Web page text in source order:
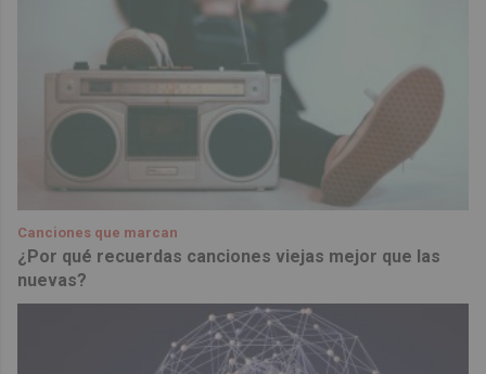
Canciones que marcan
¿Por qué recuerdas canciones viejas mejor que las
nuevas?